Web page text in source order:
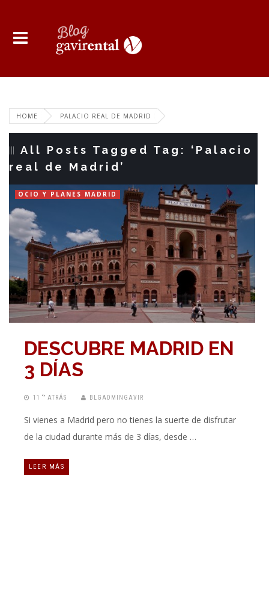
HOME PALACIO REAL DE MADRID
All Posts Tagged Tag: ‘Palacio
real de Madrid’
OCIO Y PLANES MADRID
DESCUBRE MADRID EN
3 DÍAS
11 “” ATRÁS BLGADMINGAVIR
Si vienes a Madrid pero no tienes la suerte de disfrutar
de la ciudad durante más de 3 días, desde …
LEER MÁS